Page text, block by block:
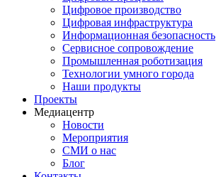
Цифровое производство
Цифровая инфраструктура
Информационная безопасность
Сервисное сопровождение
Промышленная роботизация
Технологии умного города
Наши продукты
Проекты
Медиацентр
Новости
Мероприятия
СМИ о нас
Блог